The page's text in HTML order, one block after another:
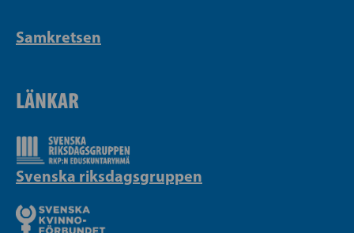
Samkretsen
LÄNKAR
Svenska riksdagsgruppen